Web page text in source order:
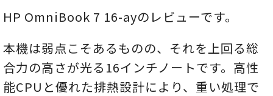
HP OmniBook 7 16-ayのレビューです。
本機は弱点こそあるものの、それを上回る総
合力の高さが光る16インチノートです。高性
能CPUと優れた排熱設計により、重い処理で